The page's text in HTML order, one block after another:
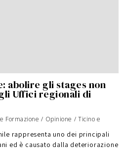
abolire gli stages non
Uffici regionali di
Formazione / Opinione / Ticino e
rappresenta uno dei principali
ed è causato dalla deteriorazione